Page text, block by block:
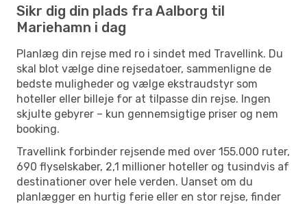
Sikr dig din plads fra Aalborg til
Mariehamn i dag
Planlæg din rejse med ro i sindet med Travellink. Du
skal blot vælge dine rejsedatoer, sammenligne de
bedste muligheder og vælge ekstraudstyr som
hoteller eller billeje for at tilpasse din rejse. Ingen
skjulte gebyrer – kun gennemsigtige priser og nem
booking.
Travellink forbinder rejsende med over 155.000 ruter,
690 flyselskaber, 2,1 millioner hoteller og tusindvis af
destinationer over hele verden. Uanset om du
planlægger en hurtig ferie eller en stor rejse, finder